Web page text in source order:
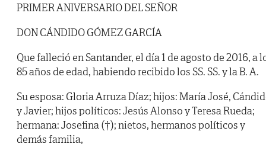
PRIMER ANIVERSARIO DEL SEÑOR
DON CÁNDIDO GÓMEZ GARCÍA
Que falleció en Santander, el día 1 de agosto de 2016, a
85 años de edad, habiendo recibido los SS. SS. y la B. A.
Su esposa: Gloria Arruza Díaz; hijos: María José,
y Javier; hijos políticos: Jesús Alonso y Teresa Rueda;
hermana: Josefina (†); nietos, hermanos políticos y
demás familia,